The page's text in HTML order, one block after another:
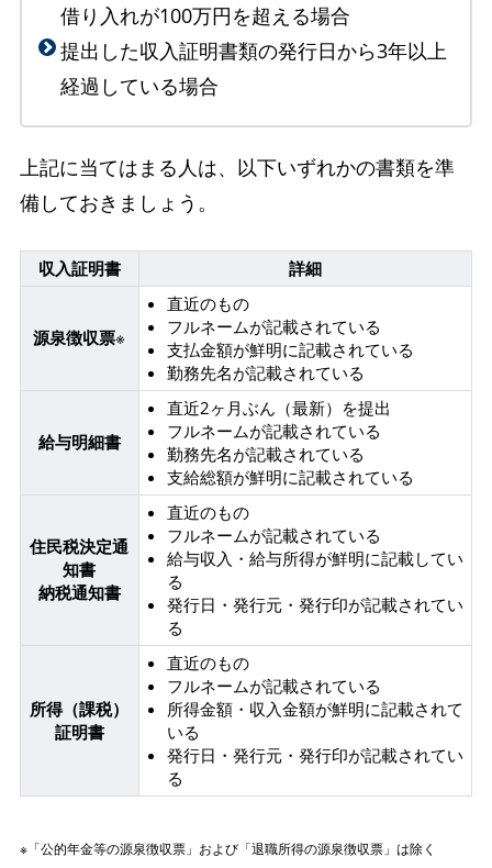
借り入れが100万円を超える場合
提出した収入証明書類の発行日から3年以上
経過している場合
上記に当てはまる人は、以下いずれかの書類を準
備しておきましょう。
収入証明書 詳細
源泉徴収票※
直近のもの
フルネームが記載されている
支払金額が鮮明に記載されている
勤務先名が記載されている
給与明細書
直近2ヶ月ぶん（最新）を提出
フルネームが記載されている
勤務先名が記載されている
支給総額が鮮明に記載されている
住民税決定通
知書
納税通知書
直近のもの
フルネームが記載されている
給与収入・給与所得が鮮明に記載してい
る
発行日・発行元・発行印が記載されてい
る
所得（課税）
証明書
直近のもの
フルネームが記載されている
所得金額・収入金額が鮮明に記載されて
いる
発行日・発行元・発行印が記載されてい
る
※「公的年金等の源泉徴収票」および「退職所得の源泉徴収票」は除く